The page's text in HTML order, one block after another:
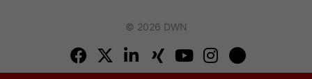
© 2026 DWN